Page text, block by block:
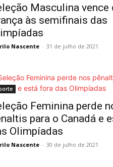
Masculina vence
às semifinais das
Nascente - 31 de julho de 2021
Feminina perde
para o Canadá e
Olimpíadas
Nascente - 30 de julho de 2021